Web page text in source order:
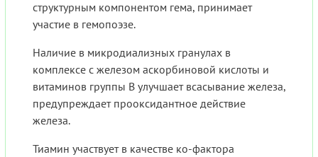
структурным компонентом гема, принимает
участие в гемопоэзе.
Наличие в микродиализных гранулах в
комплексе с железом аскорбиновой кислоты и
витаминов группы B улучшает всасывание железа,
предупреждает прооксидантное действие
железа.
Тиамин участвует в качестве ко-фактора